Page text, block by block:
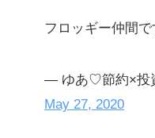
フロッギー仲間
— ゆあ♡節約×投
May 27, 2020